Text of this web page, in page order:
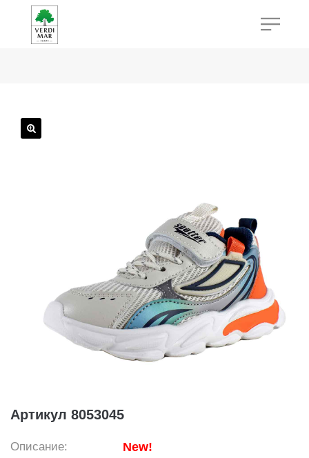
Артикул 8053045
Описание: New!